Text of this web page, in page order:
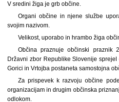
V sredini žiga je grb občine.
Organi občine in njene službe
svojim nazivom.
Velikost, uporabo in hrambo žiga
Občina praznuje občinski
Državni zbor Republike Slovenije
Gorici in Vrtojba postaneta samostojna
Za prispevek k razvoju občine
organizacijam in drugim občinska
odlokom.